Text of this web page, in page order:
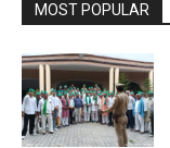
MOST POPULAR